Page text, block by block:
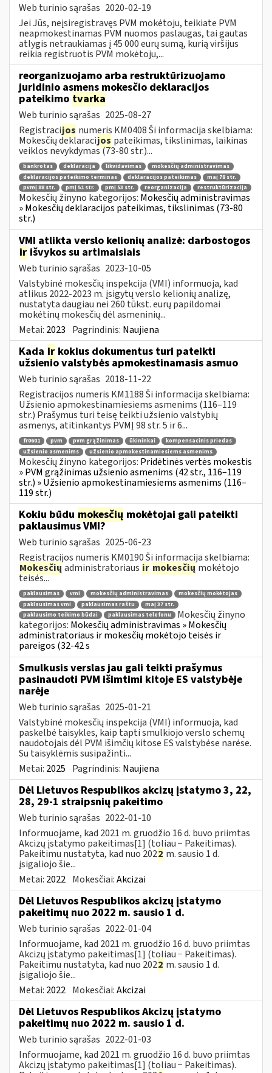
Web turinio sąrašas 2020-02-19
Jei Jūs, neįsiregistravęs PVM mokėtoju, teikiate PVM
neapmokestinamas PVM nuomos paslaugas, tai gautas
atlygis netraukiamas į 45 000 eurų sumą, kurią viršijus
reikia registruotis PVM mokėtoju,...
reorganizuojamo arba restruktūrizuojamo
juridinio asmens mokesčio deklaracijos
pateikimo tvarka
Web turinio sąrašas 2025-08-27
Registracijos numeris KM0408 Ši informacija skelbiama:
Mokesčių deklaracijos pateikimas, tikslinimas, laikinas
veiklos nevykdymas (73-80 str.)...
bankrotas deklaracija likvidavimas
mokesčių administravimas
deklaracijos pateikimo terminas
deklaracijos pateikimas
maį 78 str.
pvmį 88 str.
pmį 51 str. pmį 53 str. reorganizacija restruktūrizacija
Mokesčių žinyno kategorijos: Mokesčių administravimas
» Mokesčių deklaracijos pateikimas, tikslinimas (73-80
str.)
VMI atlikta verslo kelionių analizė: darbostogos
ir išvykos su artimaisiais
Web turinio sąrašas 2023-10-05
Valstybinė mokesčių inspekcija (VMI) informuoja, kad
atlikus 2022-2023 m. įsigytų verslo kelionių analizę,
nustatyta daugiau nei 260 tūkst. eurų papildomai
mokėtinų mokesčių dėl asmeninių...
Metai: 2023 Pagrindinis: Naujiena
Kada ir kokius dokumentus turi pateikti
užsienio valstybės apmokestinamasis asmuo
Web turinio sąrašas 2018-11-22
Registracijos numeris KM1188 Ši informacija skelbiama:
Užsienio apmokestinamiesiems asmenims (116–119
str.) Prašymus turi teisę teikti užsienio valstybių
asmenys, atitinkantys PVMĮ 98 str. 5 ir 6...
fr0601 pvm pvm grąžinimas ūkininkai
kompensacinis priedas
užsienio asmenims
užsienio apmokestinamiesiems asmenims
Mokesčių žinyno kategorijos: Pridėtinės vertės mokestis
» PVM grąžinimas užsienio asmenims (42 str., 116–119
str.) » Užsienio apmokestinamiesiems asmenims (116–
119 str.)
Kokiu būdu mokesčių mokėtojai gali pateikti
paklausimus VMI?
Web turinio sąrašas 2025-06-23
Registracijos numeris KM0190 Ši informacija skelbiama:
Mokesčių administratoriaus ir mokesčių mokėtojo
teisės...
paklausimas vmi mokesčių administravimas
mokesčių mokėtojas
paklausimas vmi
paklausimas raštu
maį 37 str.
paklausimo teikimo būdai
paklausimas telefonu
Mokesčių žinyno
kategorijos: Mokesčių administravimas » Mokesčių
administratoriaus ir mokesčių mokėtojo teisės ir
pareigos (32-42 s
Smulkusis verslas jau gali teikti prašymus
pasinaudoti PVM išimtimi kitoje ES valstybėje
narėje
Web turinio sąrašas 2025-01-21
Valstybinė mokesčių inspekcija (VMI) informuoja, kad
paskelbė taisykles, kaip tapti smulkiojo verslo schemų
naudotojais dėl PVM išimčių kitose ES valstybėse narėse.
Su taisyklėmis susipažinti...
Metai: 2025 Pagrindinis: Naujiena
Dėl Lietuvos Respublikos akcizų įstatymo 3, 22,
28, 29-1 straipsnių pakeitimo
Web turinio sąrašas 2022-01-10
Informuojame, kad 2021 m. gruodžio 16 d. buvo priimtas
Akcizų įstatymo pakeitimas[1] (toliau − Pakeitimas).
Pakeitimu nustatyta, kad nuo 2022 m. sausio 1 d.
įsigaliojo šie...
Metai: 2022 Mokesčiai:Akcizai
Dėl Lietuvos Respublikos akcizų įstatymo
pakeitimų nuo 2022 m. sausio 1 d.
Web turinio sąrašas 2022-01-04
Informuojame, kad 2021 m. gruodžio 16 d. buvo priimtas
Akcizų įstatymo pakeitimas[1] (toliau − Pakeitimas).
Pakeitimu nustatyta, kad nuo 2022 m. sausio 1 d.
įsigaliojo šie...
Metai: 2022 Mokesčiai:Akcizai
Dėl Lietuvos Respublikos Akcizų įstatymo
pakeitimų nuo 2022 m. sausio 1 d.
Web turinio sąrašas 2022-01-03
Informuojame, kad 2021 m. gruodžio 16 d. buvo priimtas
Akcizų įstatymo pakeitimas[1] (toliau − Pakeitimas).